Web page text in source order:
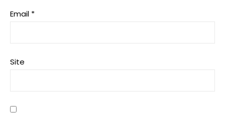
Email *
Site